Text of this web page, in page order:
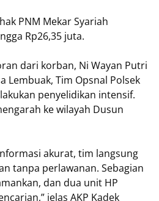
PNM Mekar Syariah
Rp26,35 juta.
dari korban, Ni Wayan Putri
Lembuak, Tim Opsnal Polsek
penyelidikan intensif.
ke wilayah Dusun
akurat, tim langsung
tanpa perlawanan. Sebagian
dan dua unit HP
jelas AKP Kadek